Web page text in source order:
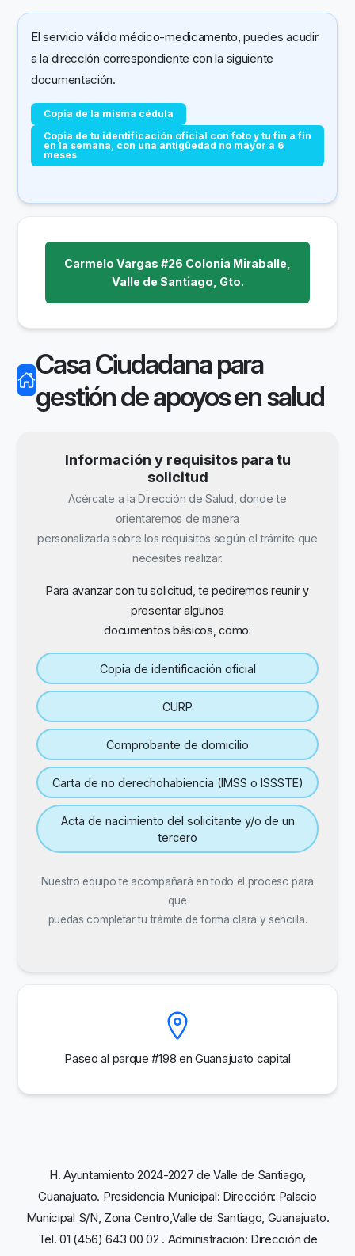
El servicio válido médico-medicamento, puedes acudir
a la dirección correspondiente con la siguiente
documentación.
Copia de la misma cédula
Copia de tu identificación oficial con foto y tu fin a fin
en la semana, con una antigüedad no mayor a 6
meses
Carmelo Vargas #26 Colonia Miraballe,
Valle de Santiago, Gto.
Casa Ciudadana para
gestión de apoyos en salud
Información y requisitos para tu
solicitud
Acércate a la Dirección de Salud, donde te
orientaremos de manera
personalizada sobre los requisitos según el trámite que
necesites realizar.
Para avanzar con tu solicitud, te pediremos reunir y
presentar algunos
documentos básicos, como:
Copia de identificación oficial
CURP
Comprobante de domicilio
Carta de no derechohabiencia (IMSS o ISSSTE)
Acta de nacimiento del solicitante y/o de un
tercero
Nuestro equipo te acompañará en todo el proceso para
que
puedas completar tu trámite de forma clara y sencilla.
Paseo al parque #198 en Guanajuato capital
H. Ayuntamiento 2024-2027 de Valle de Santiago,
Guanajuato. Presidencia Municipal: Dirección: Palacio
Municipal S/N, Zona Centro,Valle de Santiago, Guanajuato.
Tel. 01 (456) 643 00 02 . Administración: Dirección de